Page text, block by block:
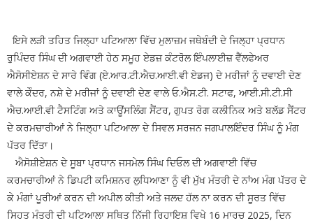
ਇਸੇ ਲੜੀ ਤਹਿਤ ਜਿਲ੍ਹਾ ਪਟਿਆਲਾ ਵਿੱਚ ਮੁਲਾਜ਼ਮ ਜਥੇਬੰਦੀ ਦੇ ਜਿਲ੍ਹਾ ਪ੍ਰਧਾਨ
ਰੁਪਿੰਦਰ ਸਿੰਘ ਦੀ ਅਗਵਾਈ ਹੇਠ ਸਮੂਹ ਏਡਜ਼ ਕੰਟਰੋਲ ਇੰਪਲਾਈਜ਼ ਵੈੱਲਫੇਅਰ
ਐਸੋਸੀਏਸ਼ਨ ਦੇ ਸਾਰੇ ਵਿੰਗ (ਏ.ਆਰ.ਟੀ.ਐਚ.ਆਈ.ਵੀ ਏਡਜ) ਦੇ ਮਰੀਜਾਂ ਨੂੰ ਦਵਾਈ ਦੇਣ
ਵਾਲੇ ਕੇੰਦਰ, ਨਸ਼ੇ ਦੇ ਮਰੀਜਾਂ ਨੂੰ ਦਵਾਈ ਦੇਣ ਵਾਲੇ ਓ.ਐਸ.ਟੀ. ਸਟਾਫ, ਆਈ.ਸੀ.ਟੀ.ਸੀ
ਐਚ.ਆਈ.ਵੀ ਟੈਸਟਿੰਗ ਅਤੇ ਕਾਊਂਸਲਿੰਗ ਸੈਂਟਰ, ਗੁਪਤ ਰੋਗ ਕਲੀਨਿਕ ਅਤੇ ਬਲੱਡ ਸੈਂਟਰ
ਦੇ ਕਰਮਚਾਰੀਆਂ ਨੇ ਜਿਲ੍ਹਾ ਪਟਿਆਲਾ ਦੇ ਸਿਵਲ ਸਰਜਨ ਜਗਪਾਲਇੰਦਰ ਸਿੰਘ ਨੂੰ ਮੰਗ
ਪੱਤਰ ਦਿੱਤਾ।
ਐਸੋਸ਼ੀਏਸ਼ਨ ਦੇ ਸੂਬਾ ਪ੍ਰਧਾਨ ਜਸਮੇਲ ਸਿੰਘ ਦਿਓਲ ਦੀ ਅਗਵਾਈ ਵਿੱਚ
ਕਰਮਚਾਰੀਆਂ ਨੇ ਡਿਪਟੀ ਕਮਿਸ਼ਨਰ ਲੁਧਿਆਣਾ ਨੂੰ ਵੀ ਮੁੱਖ ਮੰਤਰੀ ਦੇ ਨਾਂਅ ਮੰਗ ਪੱਤਰ ਦੇ
ਕੇ ਮੰਗਾਂ ਪੂਰੀਆਂ ਕਰਨ ਦੀ ਅਪੀਲ ਕੀਤੀ ਅਤੇ ਜਲਦ ਹੱਲ ਨਾ ਕਰਨ ਦੀ ਸੂਰਤ ਵਿੱਚ
ਸਿਹਤ ਮੰਤਰੀ ਦੀ ਪਟਿਆਲਾ ਸਥਿਤ ਨਿੱਜੀ ਰਿਹਾਇਸ਼ ਵਿਖੇ 16 ਮਾਰਚ 2025, ਦਿਨ